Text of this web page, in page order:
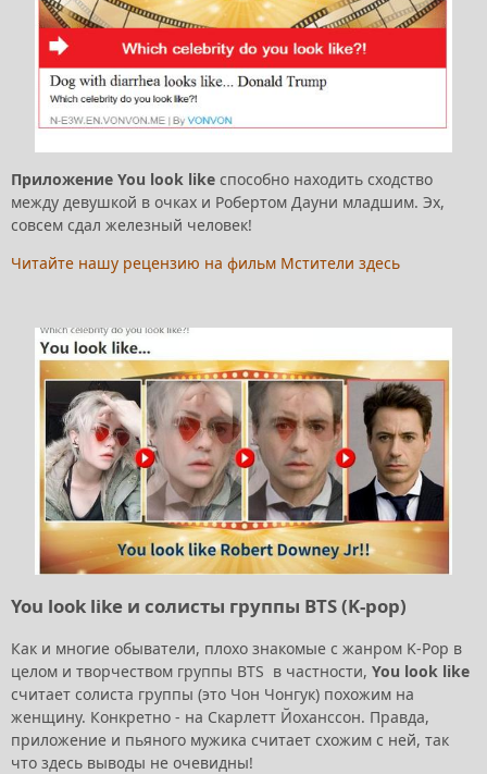
Приложение You look like способно находить сходство
между девушкой в очках и Робертом Дауни младшим. Эх,
совсем сдал железный человек!
Читайте нашу рецензию на фильм Мстители здесь
You look like и солисты группы BTS (K-pop)
Как и многие обыватели, плохо знакомые с жанром K-Pop в
целом и творчеством группы BTS в частности, You look like
считает солиста группы (это Чон Чонгук) похожим на
женщину. Конкретно - на Скарлетт Йоханссон. Правда,
приложение и пьяного мужика считает схожим с ней, так
что здесь выводы не очевидны!